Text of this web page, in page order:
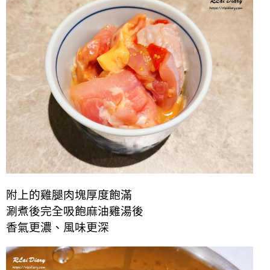
附上的雞腿肉塊厚度飽滿
涮煮後完全吸飽麻油雞湯後
香氣更濃、風味更深